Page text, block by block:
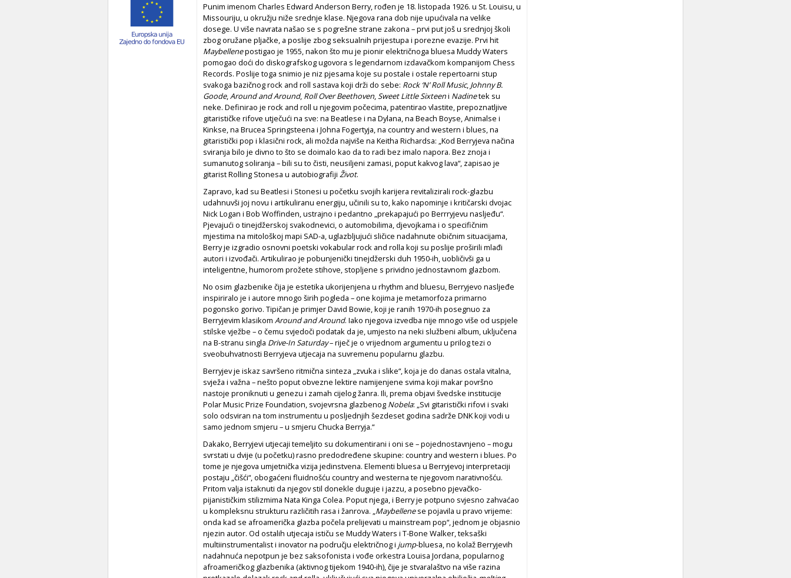
Punim imenom Charles Edward Anderson Berry, rođen je 18. listopada 1926. u St. Louisu, u
Missouriju, u okružju niže srednje klase. Njegova rana dob nije upućivala na velike
dosege. U više navrata našao se s pogrešne strane zakona – prvi put još u srednjoj školi
zbog oružane pljačke, a poslije zbog seksualnih prijestupa i porezne evazije. Prvi hit
Maybellenepostigao je 1955, nakon što mu je pionir električnoga bluesa Muddy Waters
pomogao doći do diskografskog ugovora s legendarnom izdavačkom kompanijom Chess
Records. Poslije toga snimio je niz pjesama koje su postale i ostale repertoarni stup
svakoga bazičnog rock and roll sastava koji drži do sebe: Rock ‘N’ Roll Music, Johnny B.
Goode, Around and Around, Roll Over Beethoven Sweet Little Sixteeni Nadinetek su
neke. Definirao je rock and roll u njegovim počecima, patentirao vlastite, prepoznatljive
gitarističke rifove utječući na sve: na Beatlese i na Dylana, na Beach Boyse, Animalse i
Kinkse, na Brucea Springsteena i Johna Fogertyja, na country and western i blues, na
gitaristički pop i klasični rock, ali možda najviše na Keitha Richardsa: „Kod Berryjeva načina
sviranja bilo je divno to što se doimalo kao da to radi bez imalo napora. Bez znoja i
sumanutog soliranja – bili su to čisti, neusiljeni zamasi, poput kakvog lava“, zapisao je
gitarist Rolling Stonesa u autobiografiji Život.
Zapravo, kad su Beatlesi i Stonesi u početku svojih karijera revitalizirali rock-glazbu
udahnuvši joj novu i artikuliranu energiju, učinili su to, kako napominje i kritičarski dvojac
Nick Logan i Bob Woffinden, ustrajno i pedantno „prekapajući po Berrryjevu nasljeđu“.
Pjevajući o tinejdžerskoj svakodnevici, o automobilima, djevojkama i o specifičnim
mjestima na mitološkoj mapi SAD-a, uglazbljujući sličice nadahnute običnim situacijama,
Berry je izgradio osnovni poetski vokabular rock and rolla koji su poslije proširili mlađi
autori i izvođači. Artikulirao je pobunjenički tinejdžerski duh 1950-ih, uobličivši ga u
inteligentne, humorom prožete stihove, stopljene s prividno jednostavnom glazbom.
No osim glazbenike čija je estetika ukorijenjena u rhythm and bluesu, Berryjevo nasljeđe
inspiriralo je i autore mnogo širih pogleda – one kojima je metamorfoza primarno
pogonsko gorivo. Tipičan je primjer David Bowie, koji je ranih 1970-ih posegnuo za
Berryjevim klasikom Around and Around. Iako njegova izvedba nije mnogo više od uspjele
stilske vježbe – o čemu svjedoči podatak da je, umjesto na neki službeni album, uključena
na B-stranu singla Drive-In Saturday– riječ je o vrijednom argumentu u prilog tezi o
sveobuhvatnosti Berryjeva utjecaja na suvremenu popularnu glazbu.
Berryjev je iskaz savršeno ritmična sinteza „zvuka i slike“, koja je do danas ostala vitalna,
svježa i važna – nešto poput obvezne lektire namijenjene svima koji makar površno
nastoje proniknuti u genezu i zamah cijelog žanra. Ili, prema objavi švedske institucije
Polar Music Prize Foundation, svojevrsna glazbenog Nobela: „Svi gitaristički rifovi i svaki
solo odsviran na tom instrumentu u posljednjih šezdeset godina sadrže DNK koji vodi u
samo jednom smjeru – u smjeru Chucka Berryja.“
Dakako, Berryjevi utjecaji temeljito su dokumentirani i oni se – pojednostavnjeno – mogu
svrstati u dvije (u početku) rasno predodređene skupine: country and western i blues. Po
tome je njegova umjetnička vizija jedinstvena. Elementi bluesa u Berryjevoj interpretaciji
postaju „čišći“, obogaćeni fluidnošću country and westerna te njegovom narativnošću.
Pritom valja istaknuti da njegov stil donekle duguje i jazzu, a posebno pjevačko-
pijanističkim stilizmima Nata Kinga Colea. Poput njega, i Berry je potpuno svjesno zahvaćao
u kompleksnu strukturu različitih rasa i žanrova. „ Maybellenese pojavila u pravo vrijeme:
onda kad se afroamerička glazba počela prelijevati u mainstream pop“, jednom je objasnio
njezin autor. Od ostalih utjecaja ističu se Muddy Waters i T-Bone Walker, teksaški
multiinstrumentalist i inovator na području električnog i jump-bluesa, no kolaž Berryjevih
nadahnuća nepotpun je bez saksofonista i vođe orkestra Louisa Jordana, popularnog
afroameričkog glazbenika (aktivnog tijekom 1940-ih), čije je stvaralaštvo na više razina